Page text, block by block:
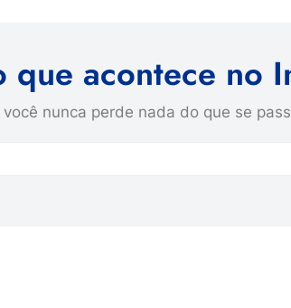
acontece no
nunca perde nada do que se